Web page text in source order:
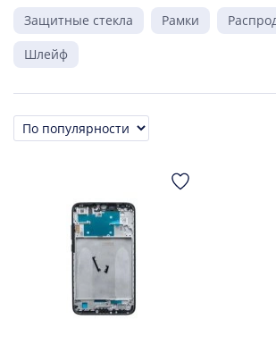
Защитные стекла
Рамки
Шлейф
Сортировка